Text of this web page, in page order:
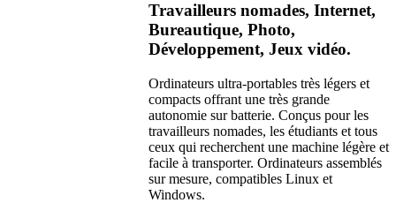
Travailleurs nomades, Internet,
Bureautique, Photo,
Développement, Jeux vidéo.
Ordinateurs ultra-portables très légers et
compacts offrant une très grande
autonomie sur batterie. Conçus pour les
travailleurs nomades, les étudiants et tous
ceux qui recherchent une machine légère et
facile à transporter. Ordinateurs assemblés
sur mesure, compatibles Linux et
Windows.